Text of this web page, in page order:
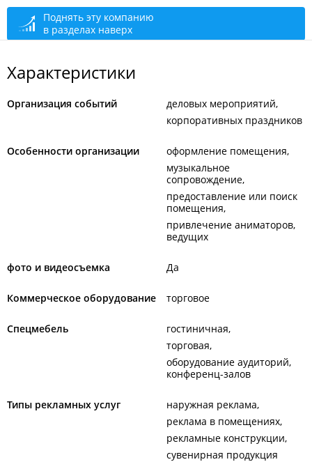
+7 (423) 244-66-25
сегодня закрыто
Поднять эту компанию
в разделах наверх
Характеристики
Организация событий
деловых мероприятий
корпоративных праздников
Особенности организации
оформление помещения
музыкальное
сопровождение
предоставление или поиск
помещения
привлечение аниматоров,
ведущих
фото и видеосъемка Да
Коммерческое оборудование торговое
Спецмебель
гостиничная
торговая
оборудование аудиторий,
конференц-залов
Типы рекламных услуг
наружная реклама
реклама в помещениях
рекламные конструкции
сувенирная продукция